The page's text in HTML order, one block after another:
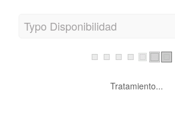
Typo Disponibilidad
Tratamiento...